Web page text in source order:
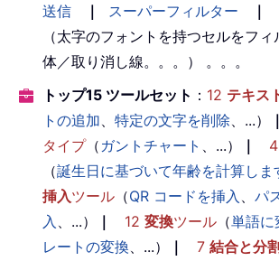
送信
｜ スーパーフィルター ｜
（太字のフォントを持つセルをフ
体／取り消し線。。。） 。。。
トップ15 ツールセット ： 12 テキス
トの追加
特定の文字を削除 、...） ｜
タイプ（ ガントチャート 、...） ｜
（誕生日に基づいて年齢を計算しま
挿入ツール （QR コードを挿入
パ
入
、...） ｜ 12 変換ツール （単語に
レートの変換 、...） ｜ 7 結合と分